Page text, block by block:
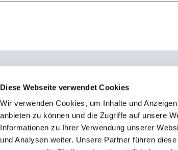
Diese Webseite verwendet Cookies
Wir verwenden Cookies, um Inhalte und
anbieten zu können und die Zugriffe auf unsere
Informationen zu Ihrer Verwendung unserer
und Analysen weiter. Unsere Partner führen
6
0451 - 4 79 95